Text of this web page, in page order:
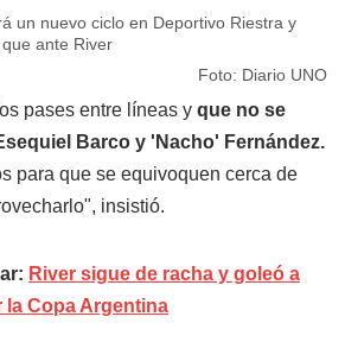
un nuevo ciclo en Deportivo Riestra y
ante River
Foto: Diario UNO
pases entre líneas y que no se
Barco y 'Nacho' Fernández.
para que se equivoquen cerca de
insistió.
River sigue de racha y goleó a
Copa Argentina